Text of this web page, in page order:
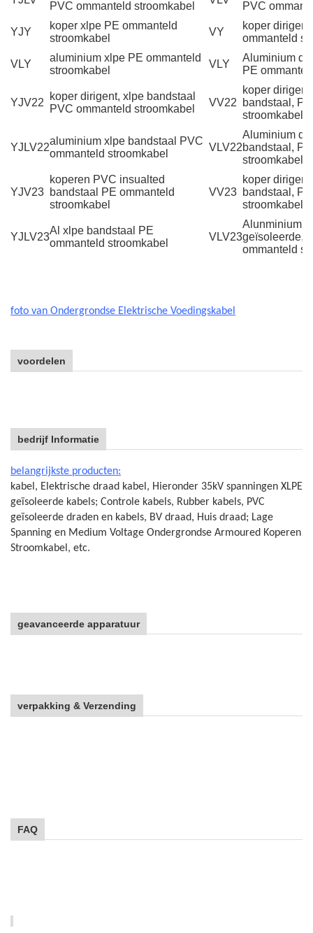
PVC ommanteld stroomkabel PVC
YJY
koper xlpe PE ommanteld
stroomkabel
VY
koper
ommanteld
VLY
aluminium xlpe PE ommanteld
stroomkabel
VLY
Aluminium
PE
YJV22
koper dirigent, xlpe bandstaal
PVC ommanteld stroomkabel
VV22
koper
bandstaal,
stroomkabel
YJLV22
aluminium xlpe bandstaal PVC
ommanteld stroomkabel
VLV22
Aluminium
bandstaal,
stroomkabel
YJV23
koperen PVC insualted
bandstaal PE ommanteld
stroomkabel
VV23
koper
bandstaal,
stroomkabel
YJLV23
Al xlpe bandstaal PE
ommanteld stroomkabel
VLV23
Alunminium
geïsoleerde,
ommanteld
foto van Ondergrondse Elektrische Voedingskabel
voordelen
bedrijf Informatie
belangrijkste producten:
kabel, Elektrische draad kabel, Hieronder 35kV spanningen XLPE
geïsoleerde kabels; Controle kabels, Rubber kabels, PVC
geïsoleerde draden en kabels, BV draad, Huis draad; Lage
Spanning en Medium Voltage Ondergrondse Armoured Koperen
Stroomkabel, etc.
geavanceerde apparatuur
verpakking & Verzending
FAQ